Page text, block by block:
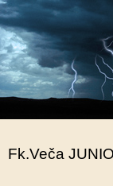
Fk.Veča